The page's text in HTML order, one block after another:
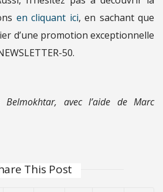
en cliquant ici, en sachant que
d’une promotion exceptionnelle
50.
Belmokhtar, avec l’aide de Marc
This Post